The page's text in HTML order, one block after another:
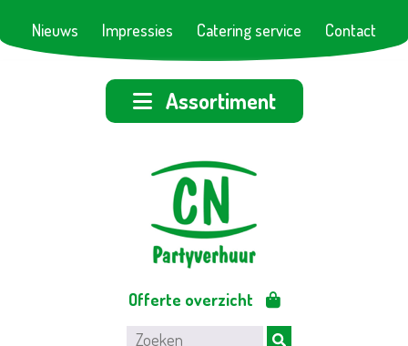
Nieuws Impressies Catering service Contact
Assortiment
Offerte overzicht